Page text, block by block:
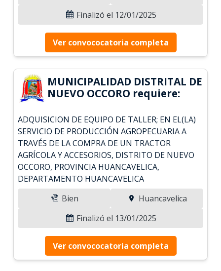
Finalizó el 12/01/2025
Ver convococatoria completa
MUNICIPALIDAD DISTRITAL DE
NUEVO OCCORO requiere:
ADQUISICION DE EQUIPO DE TALLER; EN EL(LA)
SERVICIO DE PRODUCCIÓN AGROPECUARIA A
TRAVÉS DE LA COMPRA DE UN TRACTOR
AGRÍCOLA Y ACCESORIOS, DISTRITO DE NUEVO
OCCORO, PROVINCIA HUANCAVELICA,
DEPARTAMENTO HUANCAVELICA
Bien
Huancavelica
Finalizó el 13/01/2025
Ver convococatoria completa